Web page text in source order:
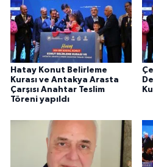
Hatay Konut Belirleme
Kurası ve Antakya Arasta
Çarşısı Anahtar Teslim
Töreni yapıldı